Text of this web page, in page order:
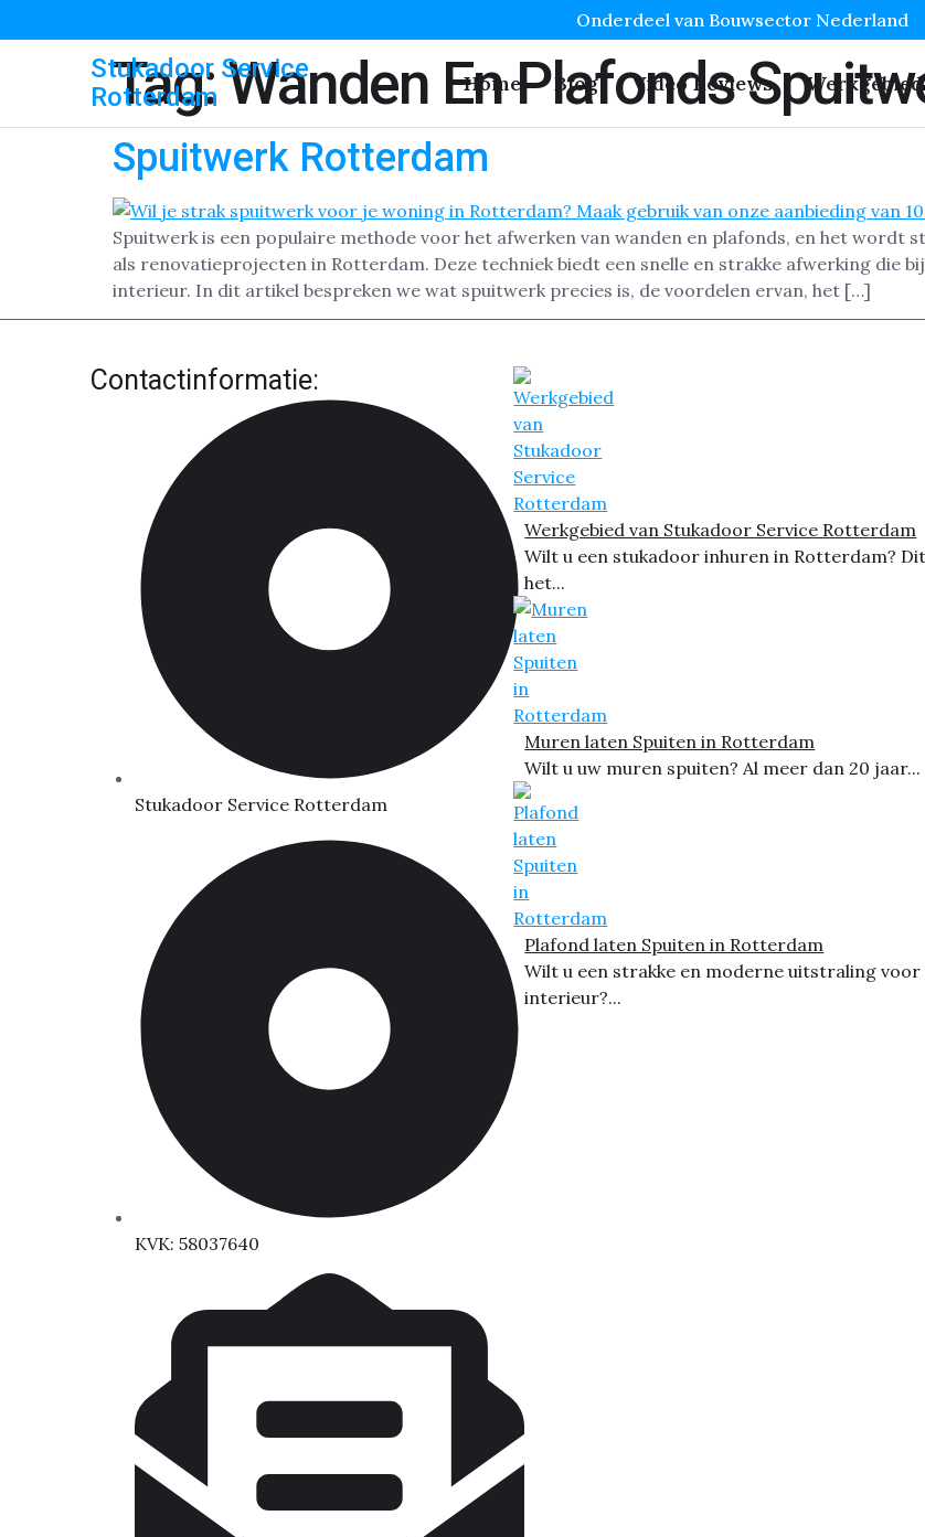
Onderdeel van Bouwsector Nederland
Stukadoor Service
Rotterdam
Home Blog Video Reviews Werkgebied
Tag:Wanden En Plafonds
Spuitwerk Rotterdam
Spuitwerk is een populaire methode voor het afwerken van wanden en plafonds, en het wordt
als renovatieprojecten in Rotterdam. Deze techniek biedt een snelle en strakke afwerking die
interieur. In dit artikel bespreken we wat spuitwerk precies is, de voordelen ervan, het […]
Contactinformatie:
Stukadoor Service Rotterdam
KVK: 58037640
Werkgebied van Stukadoor Service Rotterdam
Wilt u een stukadoor inhuren in Rotterdam?
het...
Muren laten Spuiten in Rotterdam
Wilt u uw muren spuiten? Al meer dan 20 jaar...
Plafond laten Spuiten in Rotterdam
Wilt u een strakke en moderne uitstraling voor
interieur?...